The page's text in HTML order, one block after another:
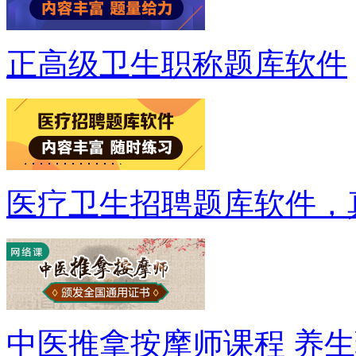
正高级卫生职称题库软件
医疗卫生招聘题库软件
中医推拿按摩师课程 养